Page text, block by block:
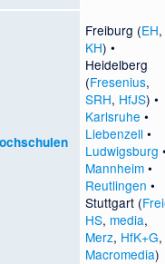
Freiburg (EH,
KH) •
Heidelberg
(Fresenius,
SRH, HfJS) •
Karlsruhe •
Liebenzell •
Ludwigsburg
Mannheim•
Reutlingen •
Stuttgart (
HS, media,
Merz, HfK+G,
Macromedia)